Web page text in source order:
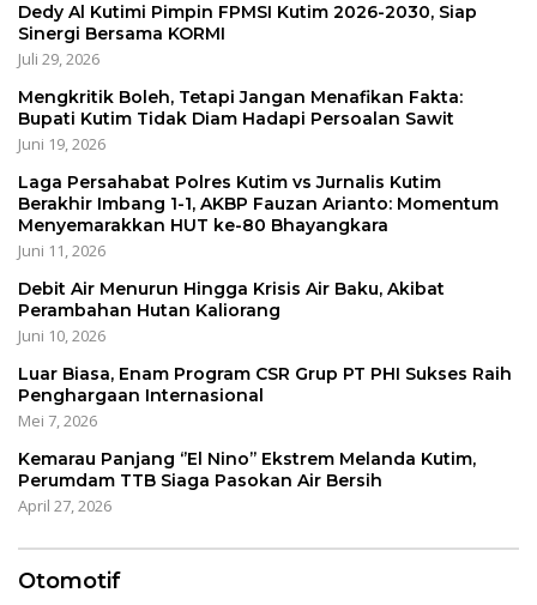
Dedy Al Kutimi Pimpin FPMSI Kutim 2026-2030, Siap
Sinergi Bersama KORMI
Juli 29, 2026
Mengkritik Boleh, Tetapi Jangan Menafikan Fakta:
Bupati Kutim Tidak Diam Hadapi Persoalan Sawit
Juni 19, 2026
Laga Persahabat Polres Kutim vs Jurnalis Kutim
Berakhir Imbang 1-1, AKBP Fauzan Arianto: Momentum
Menyemarakkan HUT ke-80 Bhayangkara
Juni 11, 2026
Debit Air Menurun Hingga Krisis Air Baku, Akibat
Perambahan Hutan Kaliorang
Juni 10, 2026
Luar Biasa, Enam Program CSR Grup PT PHI Sukses Raih
Penghargaan Internasional
Mei 7, 2026
Kemarau Panjang ‘’El Nino’’ Ekstrem Melanda Kutim,
Perumdam TTB Siaga Pasokan Air Bersih
April 27, 2026
Otomotif